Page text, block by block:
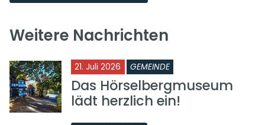
Weitere Nachrichten
21. Juli 2026 GEMEINDE
Das Hörselbergmuseum
lädt herzlich ein!